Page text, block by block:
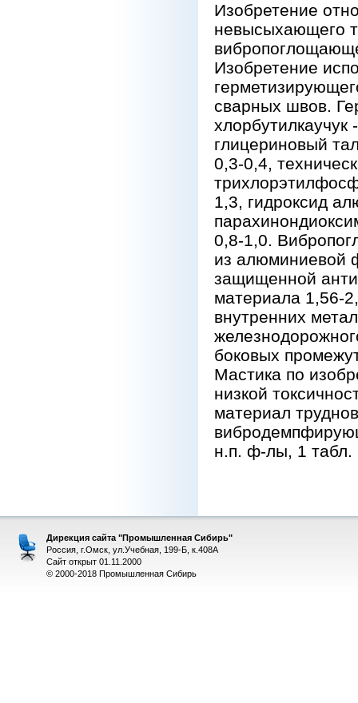
Изобретение
невысыхающего
Изобретение
сварных швов.
глицериновый
0,3-0,4,
1,3, гидроксид
0,8-1,0.
из алюминиевой
защищенной
материала 1,56-
внутренних
боковых
Мастика по
низкой
материал
н.п. ф-лы, 1 табл.
Дирекция сайта "Промышленная Сибирь"
Россия, г.Омск, ул.Учебная, 199-Б, к.408А
Сайт открыт 01.11.2000
© 2000-2018 Промышленная Сибирь